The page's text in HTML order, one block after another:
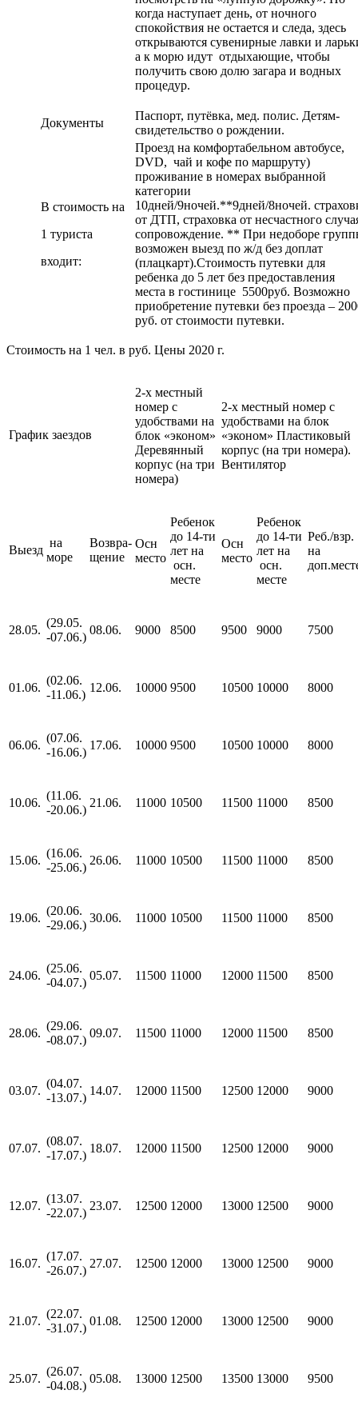
когда наступает день, от ночного
спокойствия не остается и следа, здесь
открываются сувенирные лавки и
а к морю идут отдыхающие, чтобы
получить свою долю загара и водных
процедур.
Документы
Паспорт, путёвка, мед. полис. Детям-
свидетельство о рождении.
В стоимость на
1 туриста
входит:
Проезд на комфортабельном автобусе,
DVD, чай и кофе по маршруту)
проживание в номерах выбранной
категории
10дней/9ночей.**9дней/8ночей.
от ДТП, страховка от несчастного
сопровождение. ** При недоборе
возможен выезд по ж/д без доплат
(плацкарт).Стоимость путевки для
ребенка до 5 лет без предоставления
места в гостинице 5500руб. Возможно
приобретение путевки без проезда –
руб. от стоимости путевки.
Стоимость на 1 чел. в руб. Цены 2020 г.
График заездов
2-х местный
номер с
удобствами на
блок «эконом»
Деревянный
корпус (на три
номера)
2-х местный номер с
удобствами на блок
«эконом» Пластиковый
корпус (на три номера).
Вентилятор
Выезд
на
море
Возвра-
щение
Осн
место
Ребенок
до 14-ти
лет на
осн.
месте
Осн
место
Ребенок
до 14-ти
лет на
осн.
месте
Реб./взр.
на
28.05.
(29.05.
-07.06.)
08.06. 9000 8500 9500 9000 7500
01.06.
(02.06.
-11.06.)
12.06. 10000 9500 10500 10000 8000
06.06.
(07.06.
-16.06.)
17.06. 10000 9500 10500 10000 8000
10.06.
(11.06.
-20.06.)
21.06. 11000 10500 11500 11000 8500
15.06.
(16.06.
-25.06.)
26.06. 11000 10500 11500 11000 8500
19.06.
(20.06.
-29.06.)
30.06. 11000 10500 11500 11000 8500
24.06.
(25.06.
-04.07.)
05.07. 11500 11000 12000 11500 8500
28.06.
(29.06.
-08.07.)
09.07. 11500 11000 12000 11500 8500
03.07.
(04.07.
-13.07.)
14.07. 12000 11500 12500 12000 9000
07.07.
(08.07.
-17.07.)
18.07. 12000 11500 12500 12000 9000
12.07.
(13.07.
-22.07.)
23.07. 12500 12000 13000 12500 9000
16.07.
(17.07.
-26.07.)
27.07. 12500 12000 13000 12500 9000
21.07.
(22.07.
-31.07.)
01.08. 12500 12000 13000 12500 9000
25.07.
(26.07.
-04.08.)
05.08. 13000 12500 13500 13000 9500